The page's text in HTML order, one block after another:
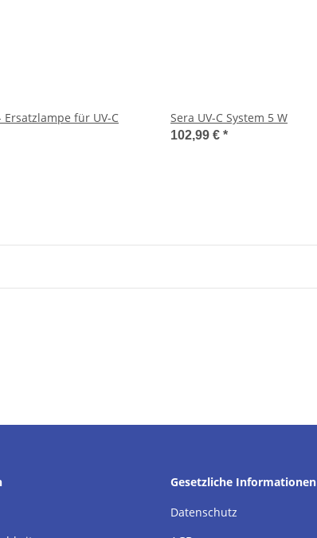
Ersatzlampe für UV-C
Sera UV-C System 5 W
102,99 € *
Gesetzliche Informationen
Datenschutz